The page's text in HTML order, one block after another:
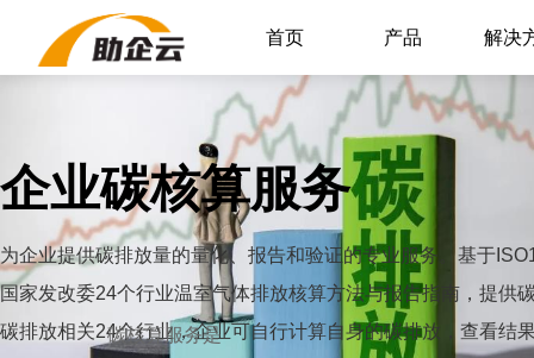
首页 产品 解决
企业碳核算服务
为企业提供碳排放量的量化、报告和验证的专业服务。基于
国家发改委24个行业温室气体排放核算方法与报告指南，提供
碳排放相关24个行业，企业可自行计算自身的碳排放，查看结
碳核算服务是